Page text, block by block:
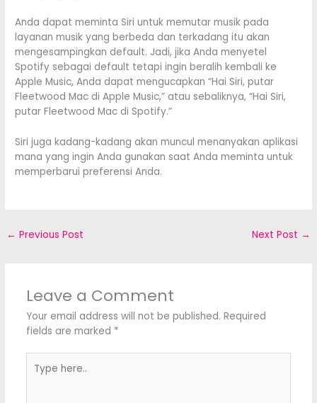
Anda dapat meminta Siri‌ untuk memutar musik pada
layanan musik yang berbeda dan terkadang itu akan
mengesampingkan default. Jadi, jika Anda menyetel
Spotify sebagai default tetapi ingin beralih kembali ke
Apple Music‌, Anda dapat mengucapkan “Hai Siri‌, putar
Fleetwood Mac di Apple Music‌,” atau sebaliknya, “Hai Siri‌,
putar Fleetwood Mac di Spotify.”
Siri juga kadang-kadang akan muncul menanyakan aplikasi
mana yang ingin Anda gunakan saat Anda meminta untuk
memperbarui preferensi Anda.
← Previous Post Next Post →
Leave a Comment
Your email address will not be published. Required
fields are marked *
here..